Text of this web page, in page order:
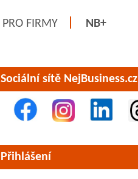
PRO FIRMY NB+
Sociální sítě NejBusiness.cz
Přihlášení